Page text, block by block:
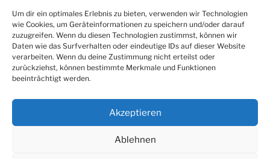
Um dir ein optimales Erlebnis zu bieten, verwenden wir Technologien
wie Cookies, um Geräteinformationen zu speichern und/oder darauf
zuzugreifen. Wenn du diesen Technologien zustimmst, können wir
Daten wie das Surfverhalten oder eindeutige IDs auf dieser Website
verarbeiten. Wenn du deine Zustimmung nicht erteilst oder
zurückziehst, können bestimmte Merkmale und Funktionen
beeinträchtigt werden.
Akzeptieren
Ablehnen
Instagram